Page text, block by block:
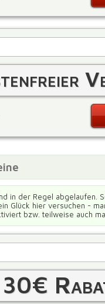
in der Regel abgelaufen.
Glück hier versuchen -
bzw. teilweise auch
30€